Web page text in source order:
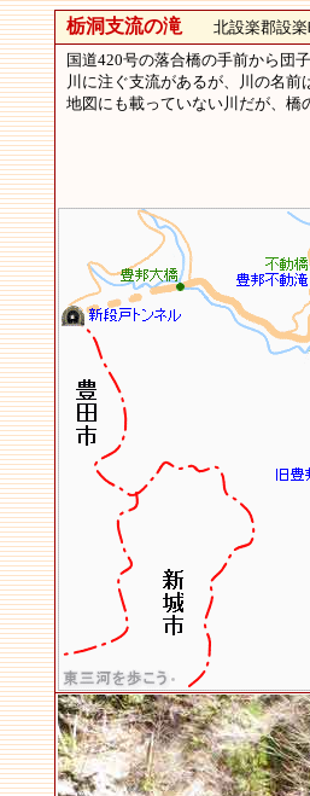
栃洞支流の滝北設楽郡設楽
国道420号の落合橋の手前から団
川に注ぐ支流があるが、川の名前
地図にも載っていない川だが、橋